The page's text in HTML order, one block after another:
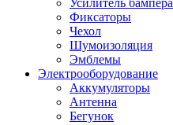
Усилитель бампера
Фиксаторы
Чехол
Шумоизоляция
Эмблемы
Электрооборудование
Аккумуляторы
Антенна
Бегунок